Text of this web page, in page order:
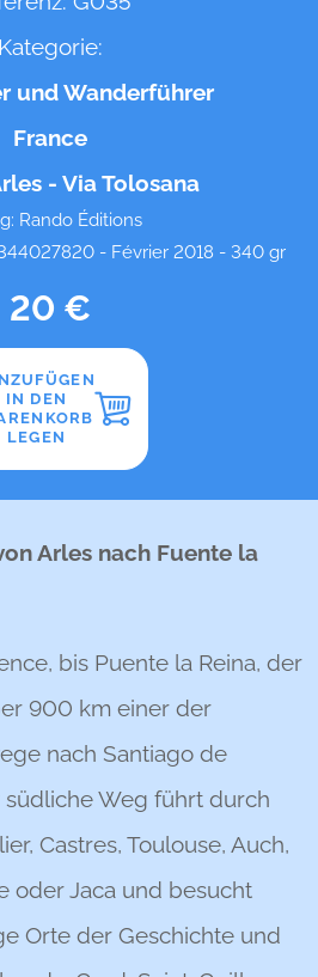
Kategorie:
und Wanderführer
France
- Via Tolosana
Rando Éditions
- Février 2018 - 340 gr
20 €
IN DEN
LEGEN
Arles nach Fuente la
bis Puente la Reina, der
900 km einer der
nach Santiago de
südliche Weg führt durch
Castres, Toulouse, Auch,
oder Jaca und besucht
Orte der Geschichte und